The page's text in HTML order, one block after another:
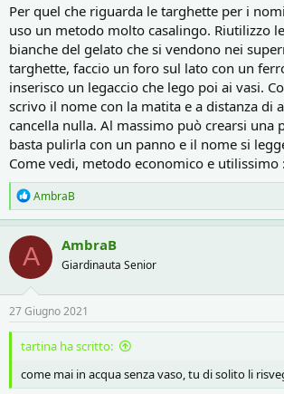
Per quel che riguarda le targhette per i
uso un metodo molto casalingo. Riutilizzo
bianche del gelato che si vendono nei
targhette, faccio un foro sul lato con un
inserisco un legaccio che lego poi ai vasi.
scrivo il nome con la matita e a distanza di
cancella nulla. Al massimo può crearsi una
basta pulirla con un panno e il nome si
Come vedi, metodo economico e utilissimo
R
e
a
c
t
o
n
s
:
AmbraB
A AmbraB
Giardinauta Senior
27 Giugno 2021
tartina ha scritto:
come mai in acqua senza vaso, tu di solito li